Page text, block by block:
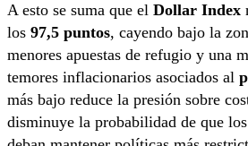
A esto se suma que el Dollar Index
los 97,5 puntos, cayendo bajo la
menores apuestas de refugio y una
temores inflacionarios asociados al
más bajo reduce la presión sobre
disminuye la probabilidad de que los